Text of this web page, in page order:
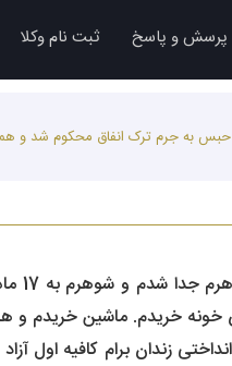
پرسش و پاسخ ثبت نام وکلا
خونه خریدم. ماشین خریدم
زندان برام کافیه اول